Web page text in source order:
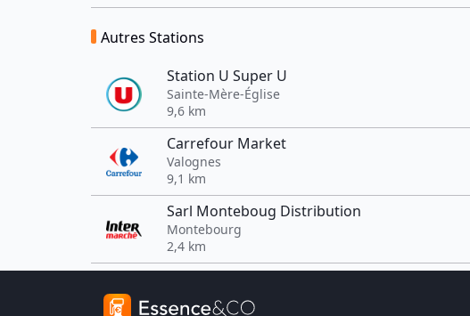
Autres Stations
Station U Super U
Sainte-Mère-Église
9,6 km
Carrefour Market
Valognes
9,1 km
Sarl Monteboug Distribution
Montebourg
2,4 km